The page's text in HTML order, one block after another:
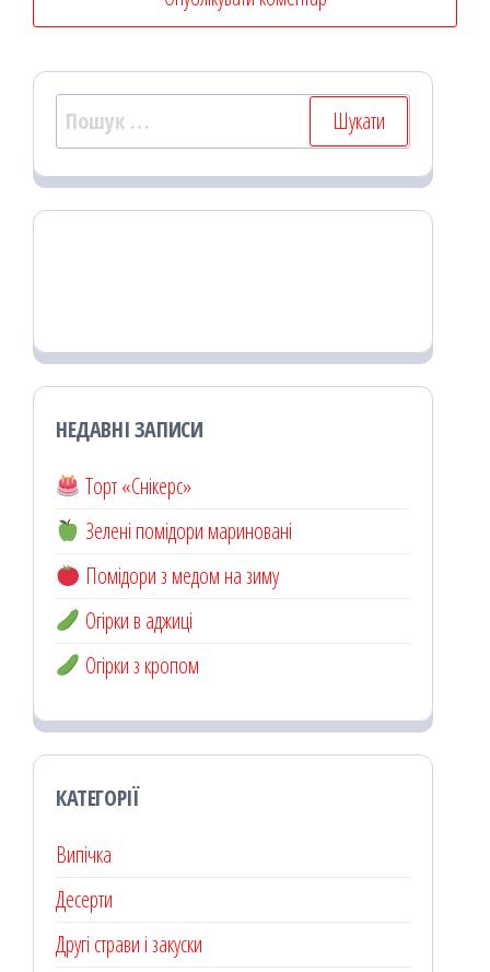
Пошук:
НЕДАВНІ ЗАПИСИ
Торт «Снікерс»
Зелені помідори мариновані
Помідори з медом на зиму
Огірки в аджиці
Огірки з кропом
КАТЕГОРІЇ
Випічка
Десерти
Другі страви і закуски